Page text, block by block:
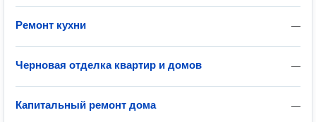
—
Ремонт кухни
—
Черновая отделка квартир и домов
—
Капитальный ремонт дома